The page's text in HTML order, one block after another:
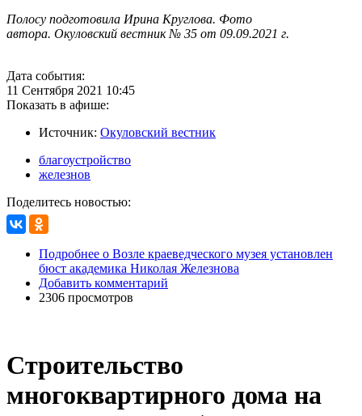
Полосу подготовила Ирина Круглова. Фото
автора. Окуловский вестник № 35 от 09.09.2021 г.
Дата события:
11 Сентября 2021 10:45
Показать в афише:
Источник: Окуловский вестник
благоустройство
железнов
Поделитесь новостью:
Подробнее о Возле краеведческого музея установлен
бюст академика Николая Железнова
Добавить комментарий
2306 просмотров
Строительство
многоквартирного дома на